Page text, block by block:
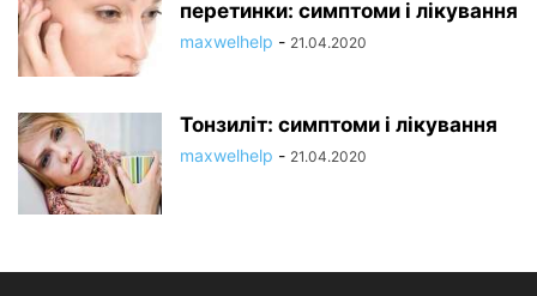
перетинки: симптоми і лікування
maxwelhelp - 21.04.2020
Тонзиліт: симптоми і лікування
maxwelhelp - 21.04.2020